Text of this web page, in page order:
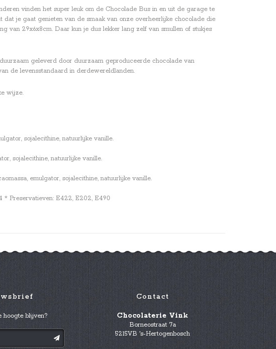
vinden het super leuk om de Chocolade Bus in en uit de garage te
je gaat genieten van de smaak van onze overheerlijke chocolade die
van 29x6x8cm. Daar kun je dus lekker lang zelf van smullen of stukjes
geleverd door duurzaam geproduceerde chocolade van
de levensstandaard in derdewereldlanden.
wijze.
sojalecithine, natuurlijke vanille.
sojalecithine, natuurlijke vanille.
emulgator, sojalecithine, natuurlijke vanille.
* Preservatieven: E422, E202, E490
hoogte blijven?
Contact
Chocolaterie Vink
Borneostraat 7a
5215VB 's-Hertogenbosch